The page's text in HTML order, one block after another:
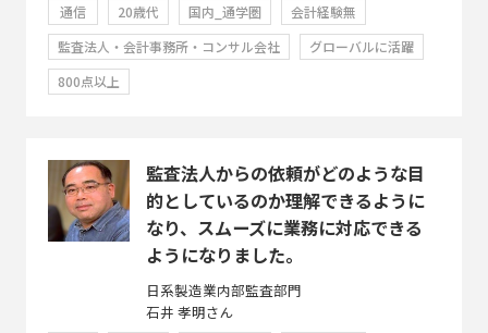
通信 20歳代 国内_通学圏
会計経験無
監査法人・会計事務所・コンサル会社
グローバルに活躍
800点以上
監査法人からの依頼がどのような目
的としているのか理解できるように
なり、スムーズに業務に対応できる
ようになりました。
日系製造業内部監査部門
石井 孝明さん